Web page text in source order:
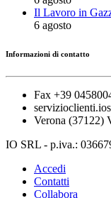
Il Lavoro in
6 agosto
Informazioni di contatto
Fax +39
Verona (37122)
IO SRL - p.iva.:
Accedi
Contatti
Collabora